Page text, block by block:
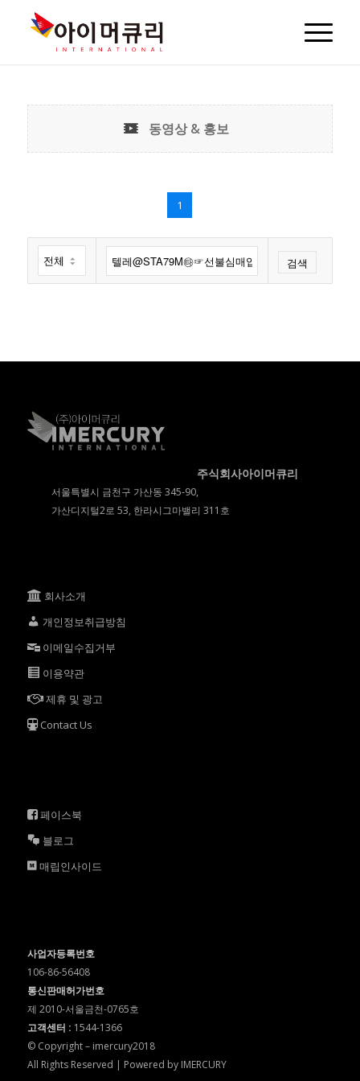
동영상 & 홍보
1
검색
주식회사아이머큐리
서울특별시 금천구 가산동 345-90,
가산디지털2로 53, 한라시그마밸리 311호
회사소개
개인정보취급방침
이메일수집거부
이용약관
제휴 및 광고
Contact Us
페이스북
블로그
매립인사이드
사업자등록번호
106-86-56408
통신판매허가번호
제 2010-서울금천-0765호
고객센터 : 1544-1366
© Copyright – imercury2018
All Rights Reserved | Powered by IMERCURY